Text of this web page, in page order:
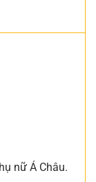
nữ Á Châu.